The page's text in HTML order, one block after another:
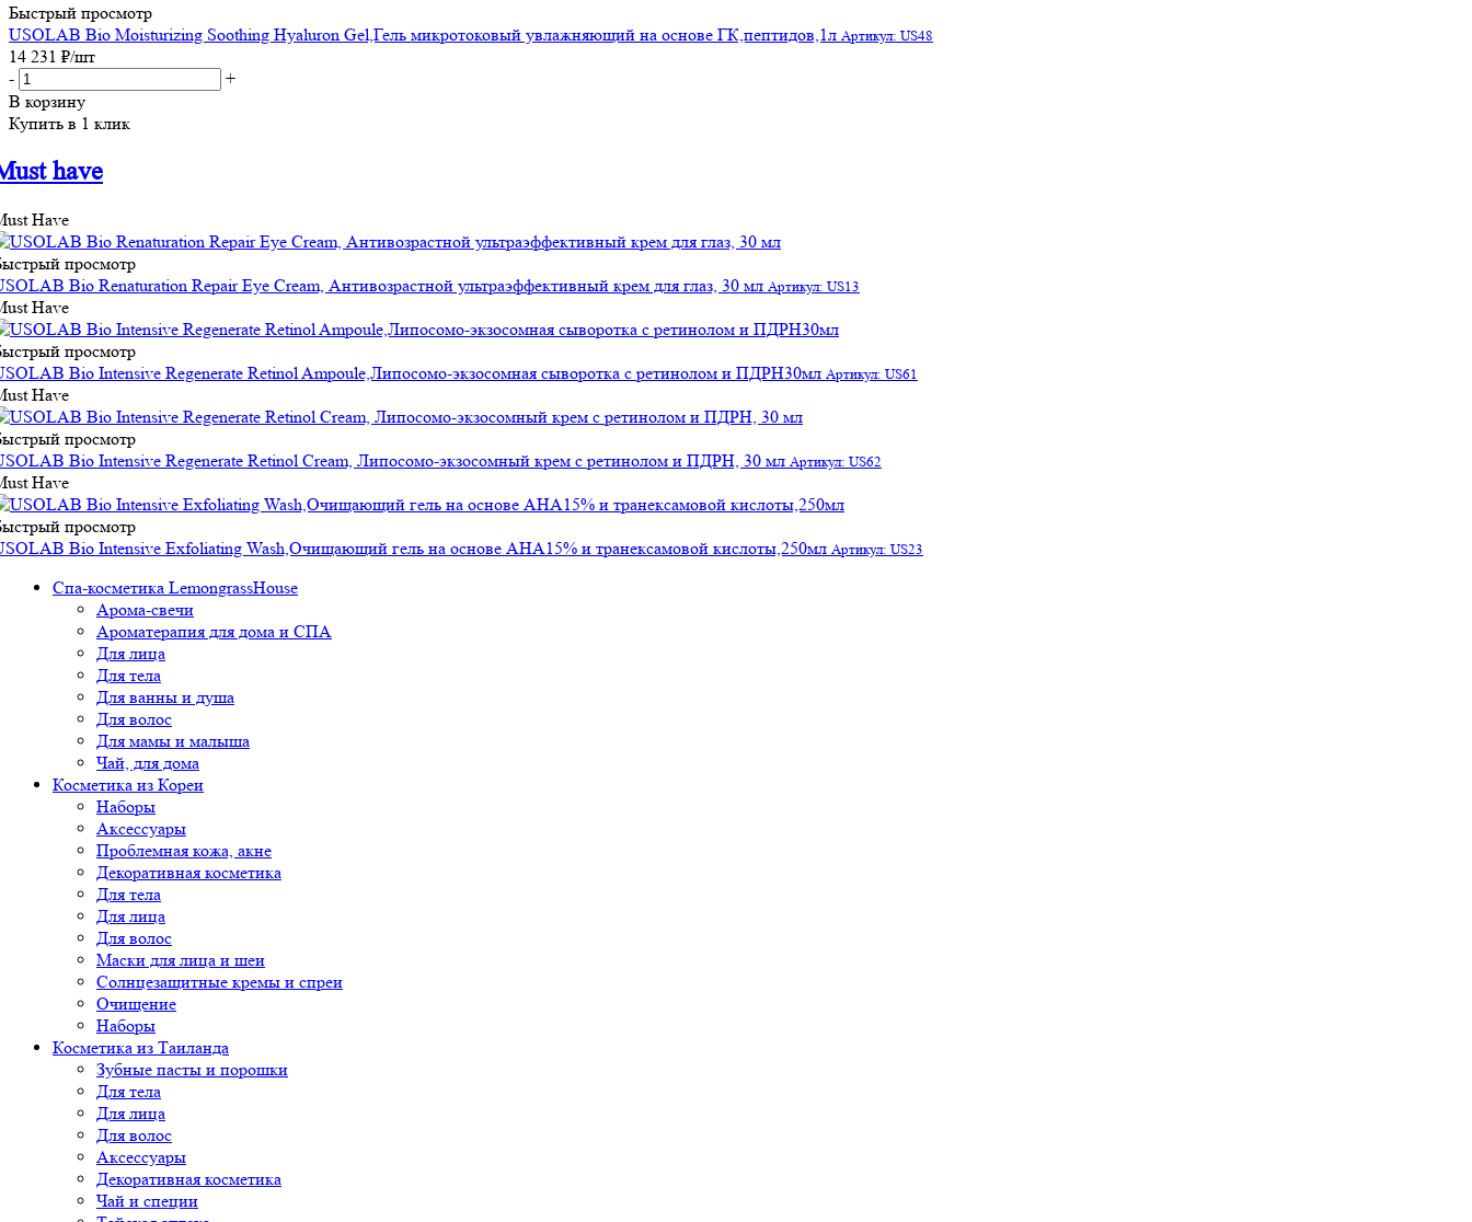
Быстрый просмотр
USOLAB Bio Moisturizing Soothing Hyaluron Gel,Гель микротоковый увлажняющий на основе ГК,пептидов,1л Артикул: US48
14 231 ₽/шт
-
+
В корзину
Купить в 1 клик
have
Have
просмотр
Bio Renaturation Repair Eye Cream, Антивозрастной ультраэффективный крем для глаз, 30 мл Артикул: US13
Have
просмотр
Bio Intensive Regenerate Retinol Ampoule,Липосомо-экзосомная сыворотка с ретинолом и ПДРН30мл Артикул: US61
Have
просмотр
Bio Intensive Regenerate Retinol Cream, Липосомо-экзосомный крем с ретинолом и ПДРН, 30 мл Артикул: US62
Have
просмотр
Bio Intensive Exfoliating Wash,Очищающий гель на основе АНА15% и транексамовой кислоты,250мл Артикул: US23
Спа-косметика LemongrassHouse
Арома-свечи
Ароматерапия для дома и СПА
Для лица
Для тела
Для ванны и душа
Для волос
Для мамы и малыша
Чай, для дома
Косметика из Кореи
Наборы
Аксессуары
Проблемная кожа, акне
Декоративная косметика
Для тела
Для лица
Для волос
Маски для лица и шеи
Солнцезащитные кремы и спреи
Очищение
Наборы
Косметика из Таиланда
Зубные пасты и порошки
Для тела
Для лица
Для волос
Аксессуары
Декоративная косметика
Чай и специи